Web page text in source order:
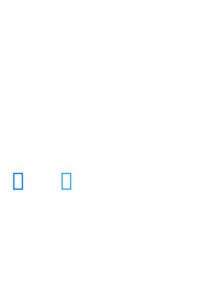
vk Telegram